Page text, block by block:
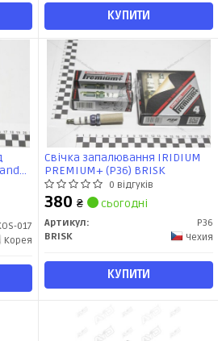
КУПИТИ
017
Корея
Свічка запалювання IRIDIUM
PREMIUM+ (P36) BRISK
0 відгуків
380 ₴ сьогодні
Артикул:
P36
BRISK
Чехия
КУПИТИ